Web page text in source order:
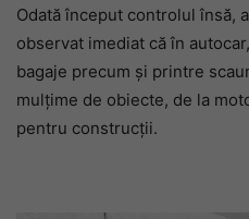
Odată început controlul însă,
observat imediat că în
bagaje precum și printre
mulțime de obiecte, de la
pentru construcții.